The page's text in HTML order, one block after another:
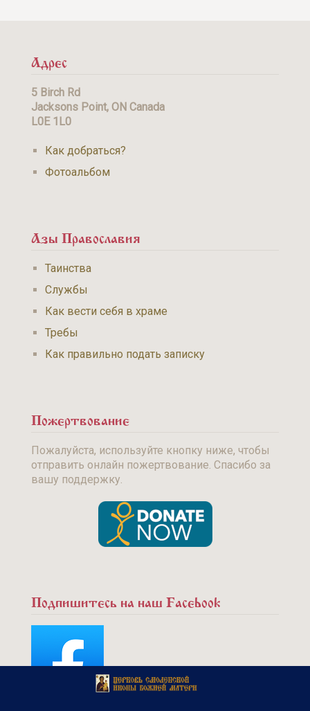
Адрес
5 Birch Rd
Jacksons Point, ON Canada
L0E 1L0
Как добраться?
Фотоальбом
Азы Православия
Таинства
Службы
Как вести себя в храме
Требы
Как правильно подать записку
Пожертвование
Пожалуйста, используйте кнопку ниже, чтобы
отправить онлайн пожертвование. Спасибо за
вашу поддержку.
Подпишитесь на наш Facebook